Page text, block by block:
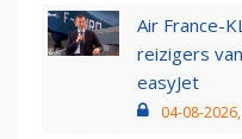
Air France-
reizigers
easyJet
04-08-